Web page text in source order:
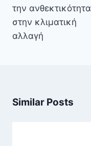
την ανθεκτικότητα
στην κλιματική
αλλαγή
Similar Posts